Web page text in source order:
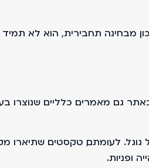
מבחינה תחבירית, הוא לא
גם מאמרים כלליים שנוצרו
גוגל. לעומתם, טקסטים שתיארו
ופניות.